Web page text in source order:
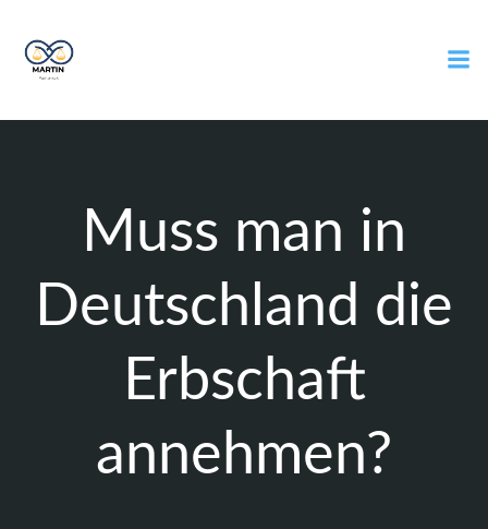
Muss man in
Deutschland die
Erbschaft
annehmen?